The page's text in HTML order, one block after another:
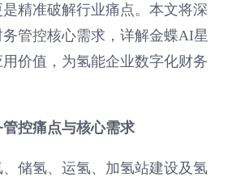
精准破解行业痛点。本文将深
管控核心需求，详解金蝶AI星
价值，为氢能企业数字化财务
控痛点与核心需求
储氢、运氢、加氢站建设及氢